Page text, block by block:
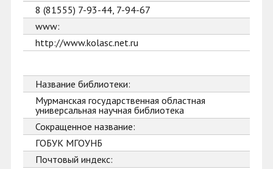
8 (81555) 7-93-44, 7-94-67
www:
http://www.kolasc.net.ru
Название библиотеки:
Мурманская государственная областная
универсальная научная библиотека
Сокращенное название:
ГОБУК МГОУНБ
Почтовый индекс: